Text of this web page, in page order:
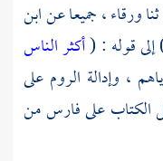
ورقاء ،جميعا عنابن
قوله : (أكثر الناس
، وإدالة الروم على
الكتاب علىفارسمن